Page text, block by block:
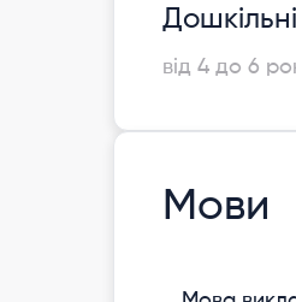
Дошкільні
від 4 до 6
Мови